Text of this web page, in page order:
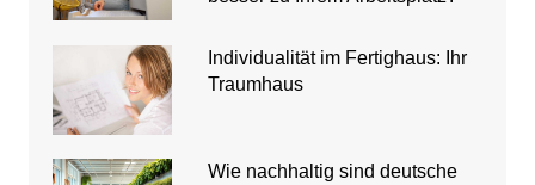
Individualität im Fertighaus: Ihr
Traumhaus
Wie nachhaltig sind deutsche